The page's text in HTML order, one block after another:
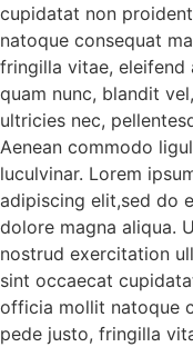
cupidatat non
natoque consequat
fringilla vitae, eleifend
quam nunc, blandit
ultricies nec,
Aenean commodo
luculvinar. Lorem
adipiscing elit,sed do
dolore magna aliqua.
nostrud exercitation
sint occaecat
officia mollit natoque
pede justo, fringilla